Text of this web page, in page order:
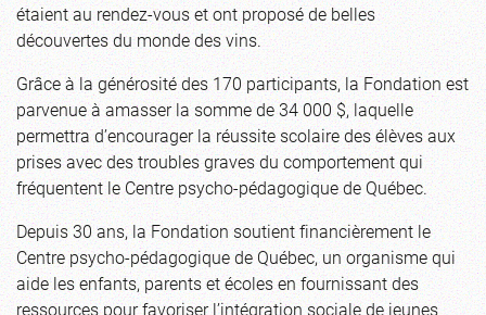
étaient au rendez-vous et ont proposé de belles
découvertes du monde des vins.
Grâce à la générosité des 170 participants, la Fondation est
parvenue à amasser la somme de 34 000 $, laquelle
permettra d’encourager la réussite scolaire des élèves aux
prises avec des troubles graves du comportement qui
fréquentent le Centre psycho-pédagogique de Québec.
Depuis 30 ans, la Fondation soutient financièrement le
Centre psycho-pédagogique de Québec, un organisme qui
aide les enfants, parents et écoles en fournissant des
ressources pour favoriser l’intégration sociale de jeunes